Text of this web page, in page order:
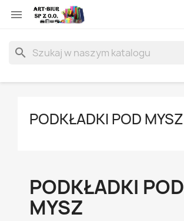

search
PODKŁADKI POD MYSZ
PODKŁADKI POD
MYSZ